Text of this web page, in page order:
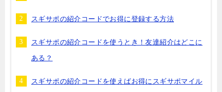
スギサポの紹介コードでお得に登録する方法
スギサポの紹介コードを使うとき！友達紹介はどこに
ある？
スギサポの紹介コードを使えばお得にスギサポマイル